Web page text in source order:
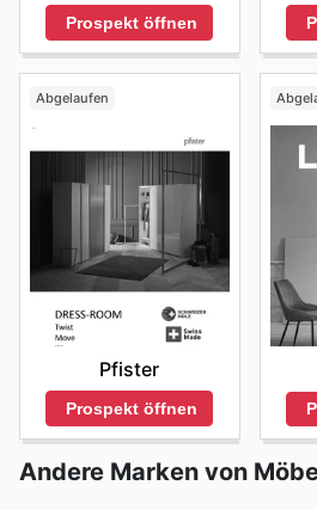
Prospekt öffnen
Abgelaufen
Pfister
Prospekt öffnen
Andere Marken von